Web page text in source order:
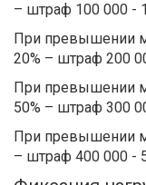
– штраф 100 000 -
При превышении
20% – штраф 200
При превышении
50% – штраф 300
При превышении
– штраф 400 000 -